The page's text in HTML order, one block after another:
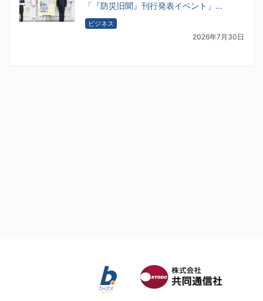
「『防災旧聞』刊行発表イベント」…
ビジネス
2026年7月30日